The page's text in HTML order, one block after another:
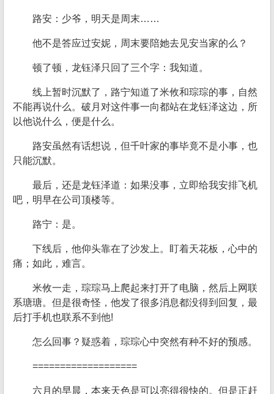
路安：少爷，明天是周末……
他不是答应过安妮，周末要陪她去见安当家的么？
顿了顿，龙钰泽只回了三个字：我知道。
线上暂时沉默了，路宁知道了米攸和琮琮的事，自然
不能再说什么。破月对这件事一向都站在龙钰泽这边，所
以他说什么，便是什么。
路安虽然有话想说，但千叶家的事毕竟不是小事，也
只能沉默。
最后，还是龙钰泽道：如果没事，立即给我安排飞机
吧，明早在公司顶楼等。
路宁：是。
下线后，他仰头靠在了沙发上。盯着天花板，心中的
痛；如此，难言。
米攸一走，琮琮马上爬起来打开了电脑，然后上网联
系瑭瑭。但是很奇怪，他发了很多消息都没得到回复，最
后打手机也联系不到他!
怎么回事？疑惑着，琮琮心中突然有种不好的预感。
===================
六月的早晨，本来天色是可以亮得很快的。但是正赶